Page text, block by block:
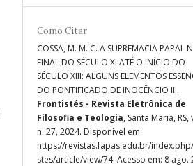
Como Citar
COSSA, M. M. C. A SUPREMACIA PAPAL
FINAL DO SÉCULO XI ATÉ O INÍCIO DO
SÉCULO XIII: ALGUNS ELEMENTOS
DO PONTIFICADO DE INOCÊNCIO III.
Frontistés - Revista Eletrônica de
Filosofia e Teologia, Santa Maria, RS,
n. 27, 2024. Disponível em:
https://revistas.fapas.edu.br/
stes/article/view/74. Acesso em: 8 ago.